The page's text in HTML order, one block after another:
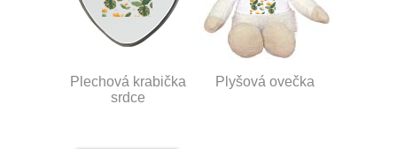
Plechová krabička
srdce
Plyšová ovečka